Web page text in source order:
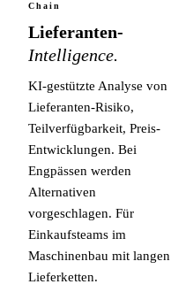
Chain
Lieferanten-
Intelligence.
KI-gestützte Analyse von
Lieferanten-Risiko,
Teilverfügbarkeit, Preis-
Entwicklungen. Bei
Engpässen werden
Alternativen
vorgeschlagen. Für
Einkaufsteams im
Maschinenbau mit langen
Lieferketten.